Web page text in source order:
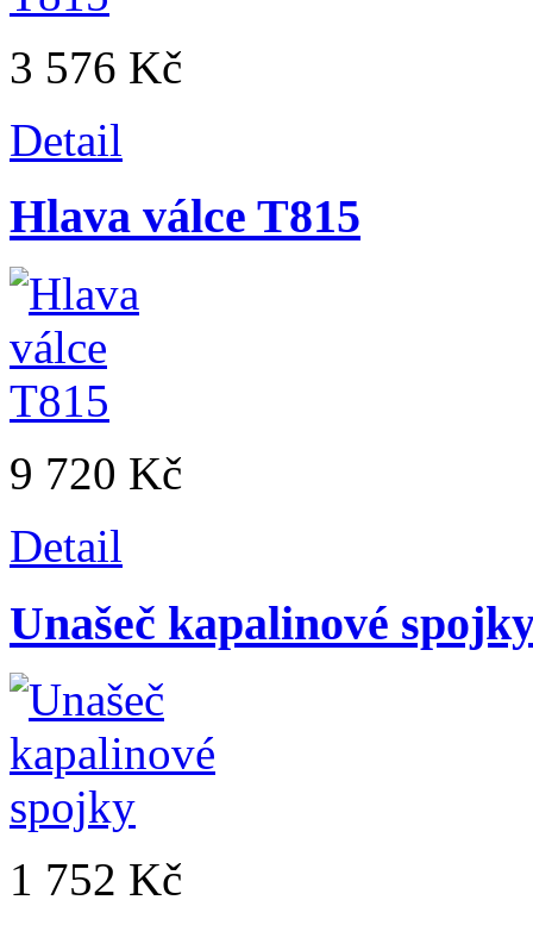
3 576 Kč
Detail
Hlava válce T815
9 720 Kč
Detail
Unašeč kapalinové
1 752 Kč